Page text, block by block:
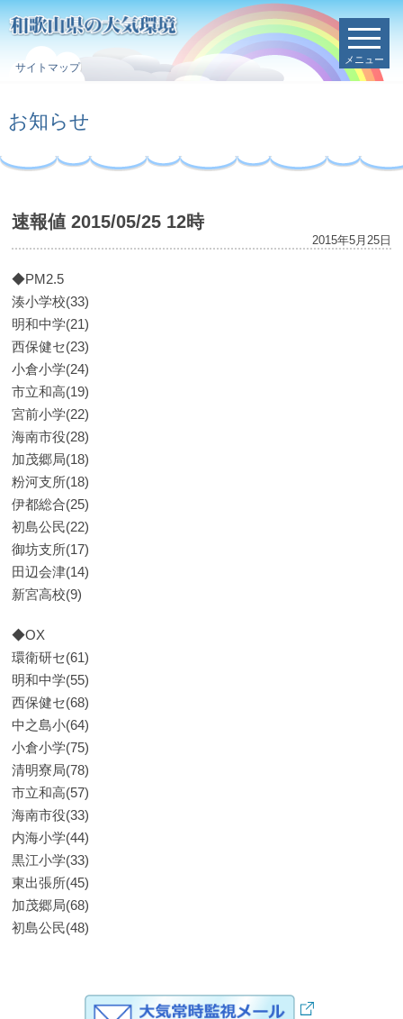
サイトマップ
メニュー
お知らせ
速報値 2015/05/25 12時
2015年5月25日
◆PM2.5
湊小学校(33)
明和中学(21)
西保健セ(23)
小倉小学(24)
市立和高(19)
宮前小学(22)
海南市役(28)
加茂郷局(18)
粉河支所(18)
伊都総合(25)
初島公民(22)
御坊支所(17)
田辺会津(14)
新宮高校(9)
◆OX
環衛研セ(61)
明和中学(55)
西保健セ(68)
中之島小(64)
小倉小学(75)
清明寮局(78)
市立和高(57)
海南市役(33)
内海小学(44)
黒江小学(33)
東出張所(45)
加茂郷局(68)
初島公民(48)